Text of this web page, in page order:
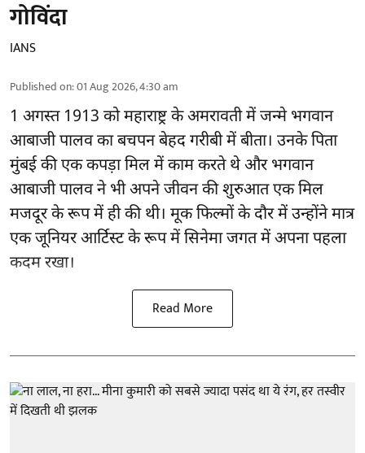
गोविंदा
IANS
Published on:01 Aug 2026, 4:30 am
1 अगस्त 1913 को महाराष्ट्र के अमरावती में जन्मे भगवान
आबाजी पालव का बचपन बेहद गरीबी में बीता। उनके पिता
मुंबई की एक कपड़ा मिल में काम करते थे और भगवान
आबाजी पालव ने भी अपने जीवन की शुरुआत एक मिल
मजदूर के रूप में ही की थी। मूक फिल्मों के दौर में उन्होंने मात्र
एक जूनियर आर्टिस्ट के रूप में सिनेमा जगत में अपना पहला
कदम रखा।
Read More